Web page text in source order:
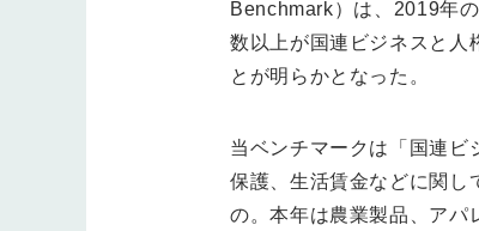
Benchmark）は、2019年
数以上が国連ビジネスと人
とが明らかとなった。
当ベンチマークは「国連
保護、生活賃金などに関し
の。本年は農業製品、アパ